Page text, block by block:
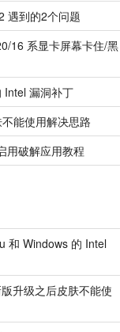
遇到的2个问题
16 系显卡屏幕卡住/黑
Intel 漏洞补丁
能使用解决思路
用破解应用教程
和 Windows 的 Intel
升级之后皮肤不能使